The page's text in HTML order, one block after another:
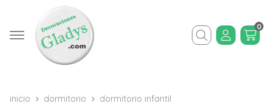
Buscar
0
inicio dormitorio
dormitorio infantil